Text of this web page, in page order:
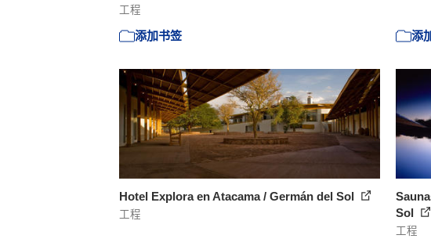
工程
添加书签 添
Hotel Explora en Atacama / Germán del Sol
工程
Sol
工程